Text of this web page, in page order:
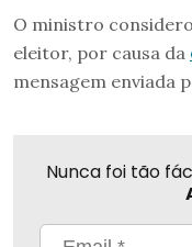
O ministro
eleitor, por causa da
mensagem enviada
Nunca foi tão